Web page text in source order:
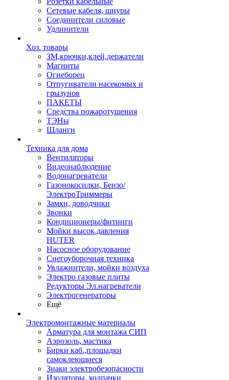
Сетевые кабеля, шнуры
Соединители силовые
Удлинители
Хоз. товары
ЗМ,крючки,клей,держатели
Магниты
Огнеборец
Отпугиватели насекомых и
грызунов
ПАКЕТЫ
Средства пожаротушения
ТЭНы
Шланги
Техника для дома
Вентиляторы
Видеонаблюдение
Водонагреватели
Газонокосилки, Бензо/
ЭлектроТриммеры
Замки, доводчики
Звонки
Кондиционеры/фитинги
Мойки высок.давления
HUTER
Насосное оборудование
Снегоуборочная техника
Увлажнители, мойки воздуха
Электро газовые плиты
Редукторы Эл.нагреватели
Электрогенераторы
Ещё
Электромонтажные материалы
Арматура для монтажа СИП
Аэрозоль, мастика
Бирки каб.,площадки
самоклеющиеся
Знаки электробезопасности
Изоляторы, колпачки